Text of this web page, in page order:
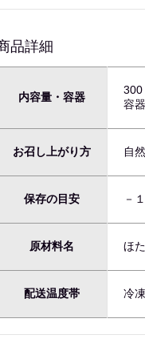
品詳細
内容量・容器
300
容
お召し上がり方 自
保存の目安 －
原材料名 ほ
配送温度帯 冷